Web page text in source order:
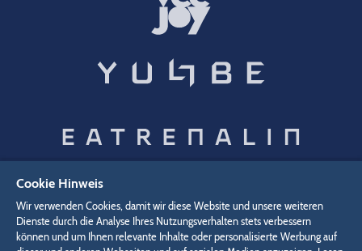
Datenschutz Widerruf
Impressum
Cookie-Einstellungen
Cookie Hinweis
Wir verwenden Cookies, damit wir diese Website und unsere weiteren
Dienste durch die Analyse Ihres Nutzungsverhalten stets verbessern
können und um Ihnen relevante Inhalte oder personalisierte Werbung auf